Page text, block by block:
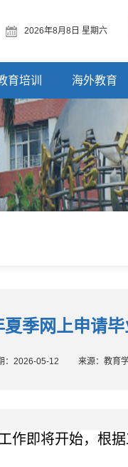
2026年8月8日 星期六
育培训 海外教育
季网上申请
：2026-05-12 来源：教育
作即将开始，根